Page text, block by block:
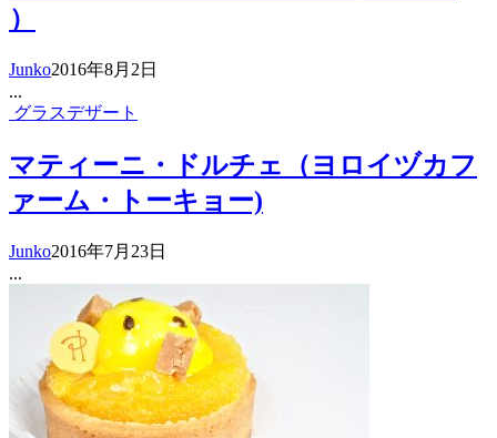
）
Junko2016年8月2日
...
グラスデザート
マティーニ・ドルチェ（ヨロイヅカフ
ァーム・トーキョー)
Junko2016年7月23日
...